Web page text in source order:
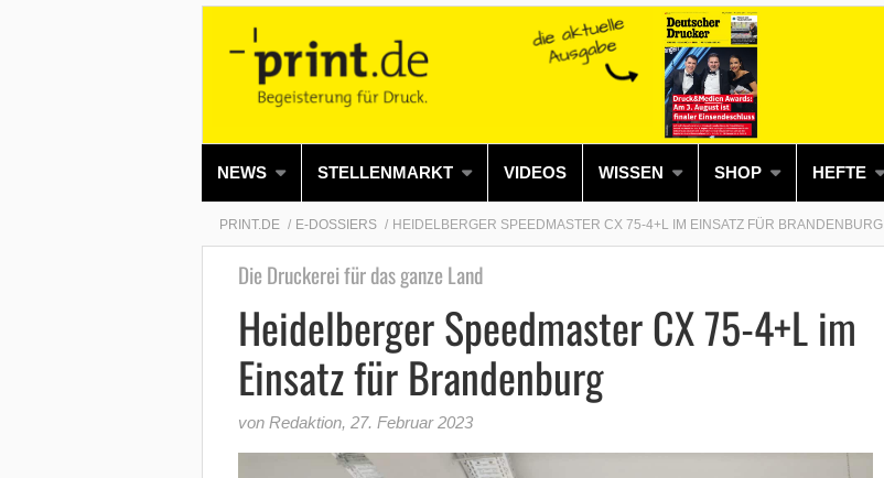
NEWS STELLENMARKT VIDEOS WISSEN SHOP HEFTE
PRINT.DE E-DOSSIERS HEIDELBERGER SPEEDMASTER CX 75-4+L IM EINSATZ FÜR BRANDENBURG
Die Druckerei für das ganze Land
Heidelberger Speedmaster CX 75-4+L im
Einsatz für Brandenburg
von Redaktion, 27. Februar 2023